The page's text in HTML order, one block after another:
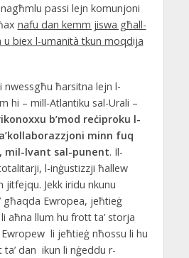
passi lejn komunjoni
nafu dan kemm jiswa għall-
biex l-umanità tkun moqdija
ħarsitna lejn l-
hi – mill-Atlantiku sal-Urali –
b’mod reċiproku l-
minn fuq
mil-lvant sal-punent. Il-
l-inġustizzji ħallew
Jekk iridu nkunu
għaqda Ewropea, jeħtieġ
aħna llum hu frott ta’ storja
Ewropew li jeħtieġ nħossu li hu
ta’ dan ikun li nġeddu r-